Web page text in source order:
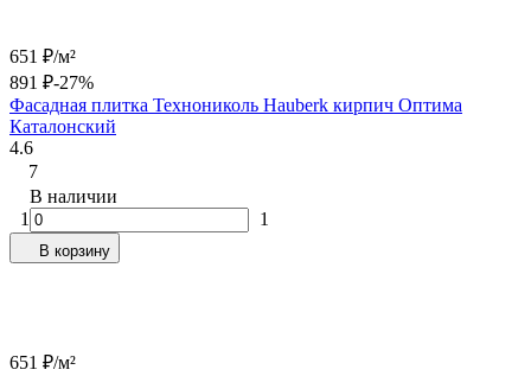
651 ₽/м²
891 ₽-27%
Фасадная плитка Технониколь Hauberk кирпич Оптима
Каталонский
4.6
7
В наличии
1
1
В корзину
651 ₽/м²